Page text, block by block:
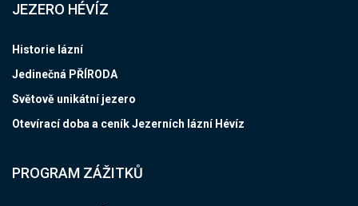
JEZERO HÉVÍZ
Historie lázní
Jedinečná PŘÍRODA
Světově unikátní jezero
Otevírací doba a ceník Jezerních lázní Hévíz
PROGRAM ZÁŽITKŮ